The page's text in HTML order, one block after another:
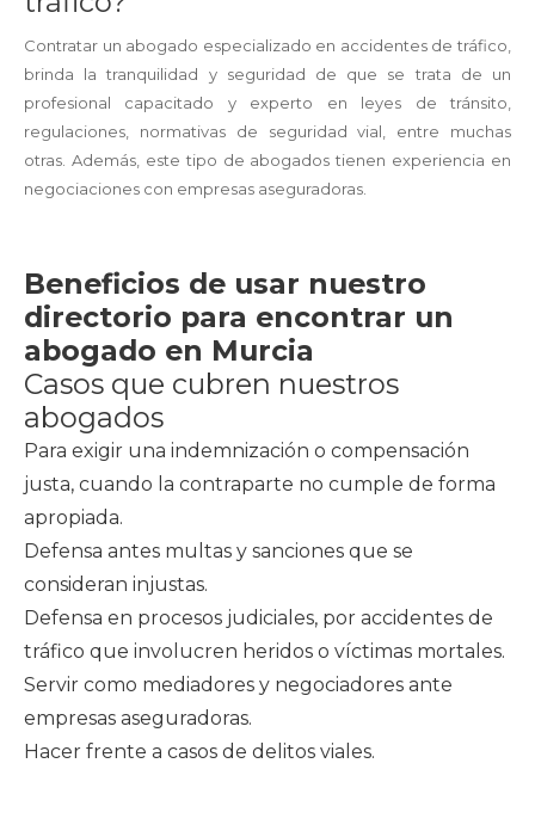
Contratar un abogado especializado en accidentes de tráfico,
brinda la tranquilidad y seguridad de que se trata de un
profesional capacitado y experto en leyes de tránsito,
regulaciones, normativas de seguridad vial, entre muchas
otras. Además, este tipo de abogados tienen experiencia en
negociaciones con empresas aseguradoras.
Beneficios de usar nuestro
directorio para encontrar un
abogado en Murcia
Casos que cubren nuestros
abogados
Para exigir una indemnización o compensación
justa, cuando la contraparte no cumple de forma
apropiada.
Defensa antes multas y sanciones que se
consideran injustas.
Defensa en procesos judiciales, por accidentes de
tráfico que involucren heridos o víctimas mortales.
Servir como mediadores y negociadores ante
empresas aseguradoras.
Hacer frente a casos de delitos viales.